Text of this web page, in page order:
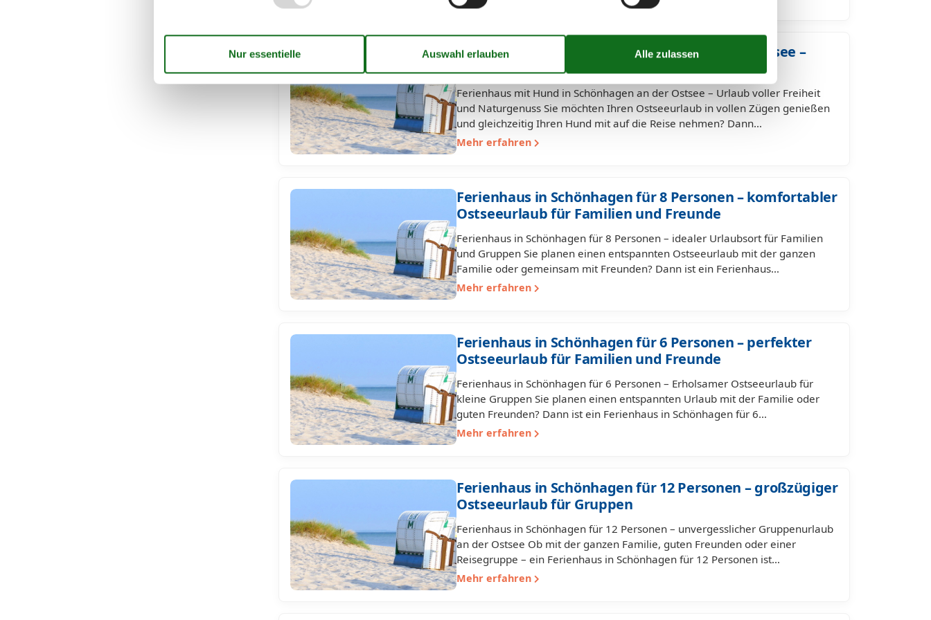
Ferienhaus mit Hund in Schönhagen an der Ostsee –
perfekter Urlaub für Mensch und Tier
Ferienhaus mit Hund in Schönhagen an der Ostsee – Urlaub voller Freiheit
und Naturgenuss Sie möchten Ihren Ostseeurlaub in vollen Zügen genießen
und gleichzeitig Ihren Hund mit auf die Reise nehmen? Dann…
Mehr erfahren
Ferienhaus in Schönhagen für 8 Personen – komfortabler
Ostseeurlaub für Familien und Freunde
Ferienhaus in Schönhagen für 8 Personen – idealer Urlaubsort für Familien
und Gruppen Sie planen einen entspannten Ostseeurlaub mit der ganzen
Familie oder gemeinsam mit Freunden? Dann ist ein Ferienhaus…
Mehr erfahren
Ferienhaus in Schönhagen für 6 Personen – perfekter
Ostseeurlaub für Familien und Freunde
Ferienhaus in Schönhagen für 6 Personen – Erholsamer Ostseeurlaub für
kleine Gruppen Sie planen einen entspannten Urlaub mit der Familie oder
guten Freunden? Dann ist ein Ferienhaus in Schönhagen für 6…
Mehr erfahren
Ferienhaus in Schönhagen für 12 Personen – großzügiger
Ostseeurlaub für Gruppen
Ferienhaus in Schönhagen für 12 Personen – unvergesslicher Gruppenurlaub
an der Ostsee Ob mit der ganzen Familie, guten Freunden oder einer
Reisegruppe – ein Ferienhaus in Schönhagen für 12 Personen ist…
Mehr erfahren